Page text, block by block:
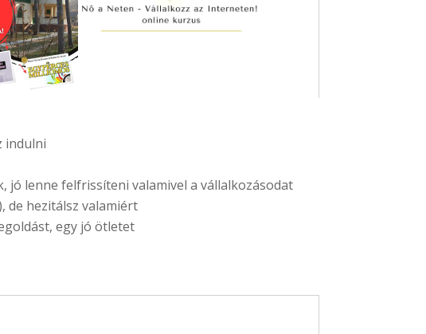
indulni
jó lenne felfrissíteni valamivel a vállalkozásodat
de hezitálsz valamiért
egy jó ötletet